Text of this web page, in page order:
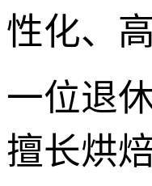
性化、
一位退
擅长烘